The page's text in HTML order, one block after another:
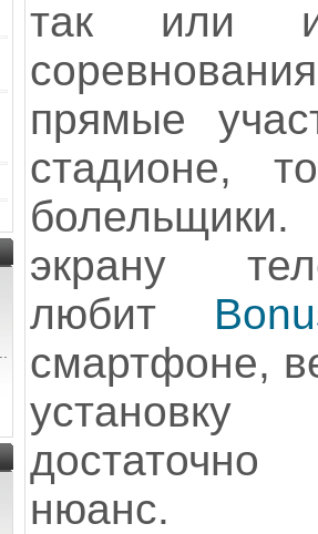
так или
прямые
стадионе,
экрану
любит
смартфоне,
достаточно
нюанс.